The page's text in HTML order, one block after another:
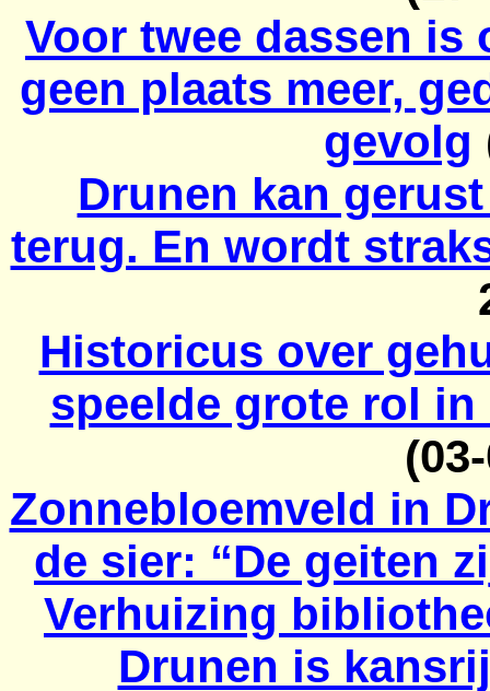
Voor twee dassen
geen plaats meer,
gevolg
Drunen kan
terug. En wordt
Historicus over
speelde grote rol
Zonnebloemveld in
de sier: “De geiten
Verhuizing
Drunen is